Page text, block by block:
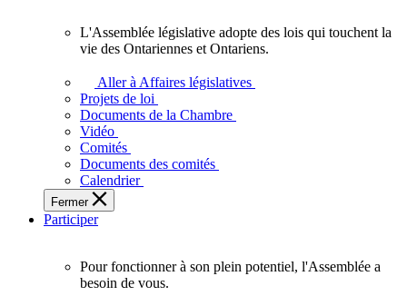
l'Ontario.
L'Assemblée
adopte
touchent
des
Ontariennes
et
L'Assemblée législative adopte des lois qui touchent la
vie des Ontariennes et Ontariens.
Aller à Affaires législatives
Projets de loi
Documents de la Chambre
Vidéo
Comités
Documents des comités
Calendrier
Fermer
Participer
Pour fonctionner à son plein potentiel, l'Assemblée a
besoin de vous.